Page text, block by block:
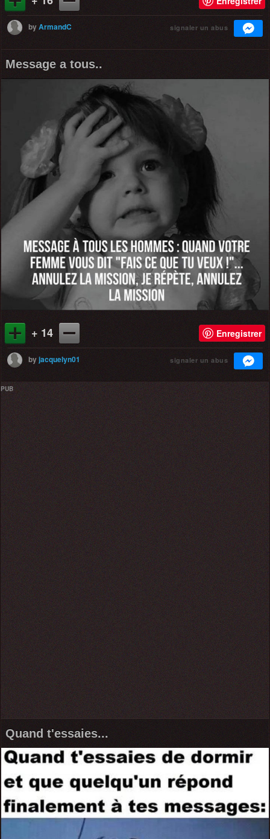
byArmandC signaler un abus
Message a tous..
+ 14 Enregistrer
byjacquelyn01 signaler un abus
PUB
Quand t'essaies...